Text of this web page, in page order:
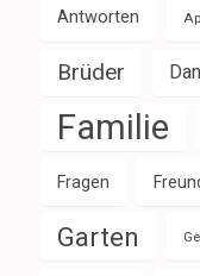
Antworten
Brüder
Familie
Fragen
Garten